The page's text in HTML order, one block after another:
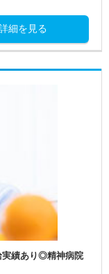
細を見る
実績あり◎精神病院